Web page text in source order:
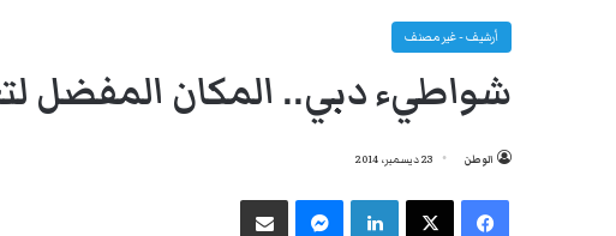
أرشيف - غير مصنف
شواطيء دبي.. المكان المفضل
الوطن 23 ديسمبر، 2014
فيسبوك ‫X لينكدإن ماسنجر مشاركة عبر البريد